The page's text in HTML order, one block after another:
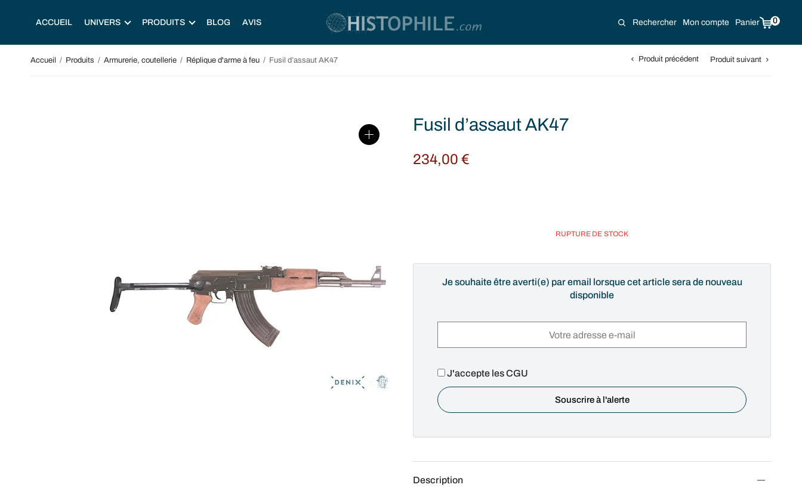
ACCUEIL UNIVERS PRODUITS BLOG AVIS Rechercher Mon compte Panier 0
Accueil / Produits / Armurerie, coutellerie / Réplique d'arme à feu / Fusil d’assaut AK47 Produit précédent Produit suivant
Fusil d’assaut AK47
234,00€
RUPTURE DE STOCK
Je souhaite être averti(e) par email lorsque cet article sera de nouveau
disponible
J'accepte les CGU
Description